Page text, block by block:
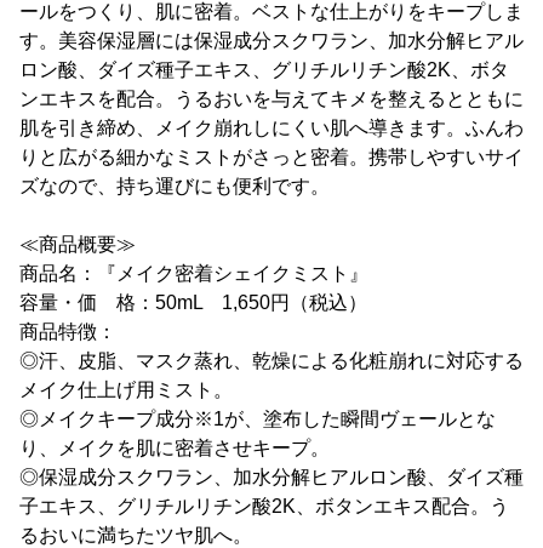
ールをつくり、肌に密着。ベストな仕上がりをキープしま
す。美容保湿層には保湿成分スクワラン、加水分解ヒアル
ロン酸、ダイズ種子エキス、グリチルリチン酸2K、ボタ
ンエキスを配合。うるおいを与えてキメを整えるとともに
肌を引き締め、メイク崩れしにくい肌へ導きます。ふんわ
りと広がる細かなミストがさっと密着。携帯しやすいサイ
ズなので、持ち運びにも便利です。
≪商品概要≫
商品名：『メイク密着シェイクミスト』
容量・価 格：50mL 1,650円（税込）
商品特徴：
◎汗、皮脂、マスク蒸れ、乾燥による化粧崩れに対応する
メイク仕上げ用ミスト。
◎メイクキープ成分※1が、塗布した瞬間ヴェールとな
り、メイクを肌に密着させキープ。
◎保湿成分スクワラン、加水分解ヒアルロン酸、ダイズ種
子エキス、グリチルリチン酸2K、ボタンエキス配合。う
るおいに満ちたツヤ肌へ。